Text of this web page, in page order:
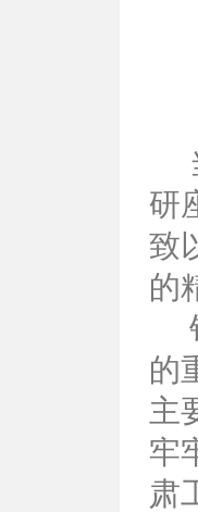
研
致
的
的
主
牢
肃